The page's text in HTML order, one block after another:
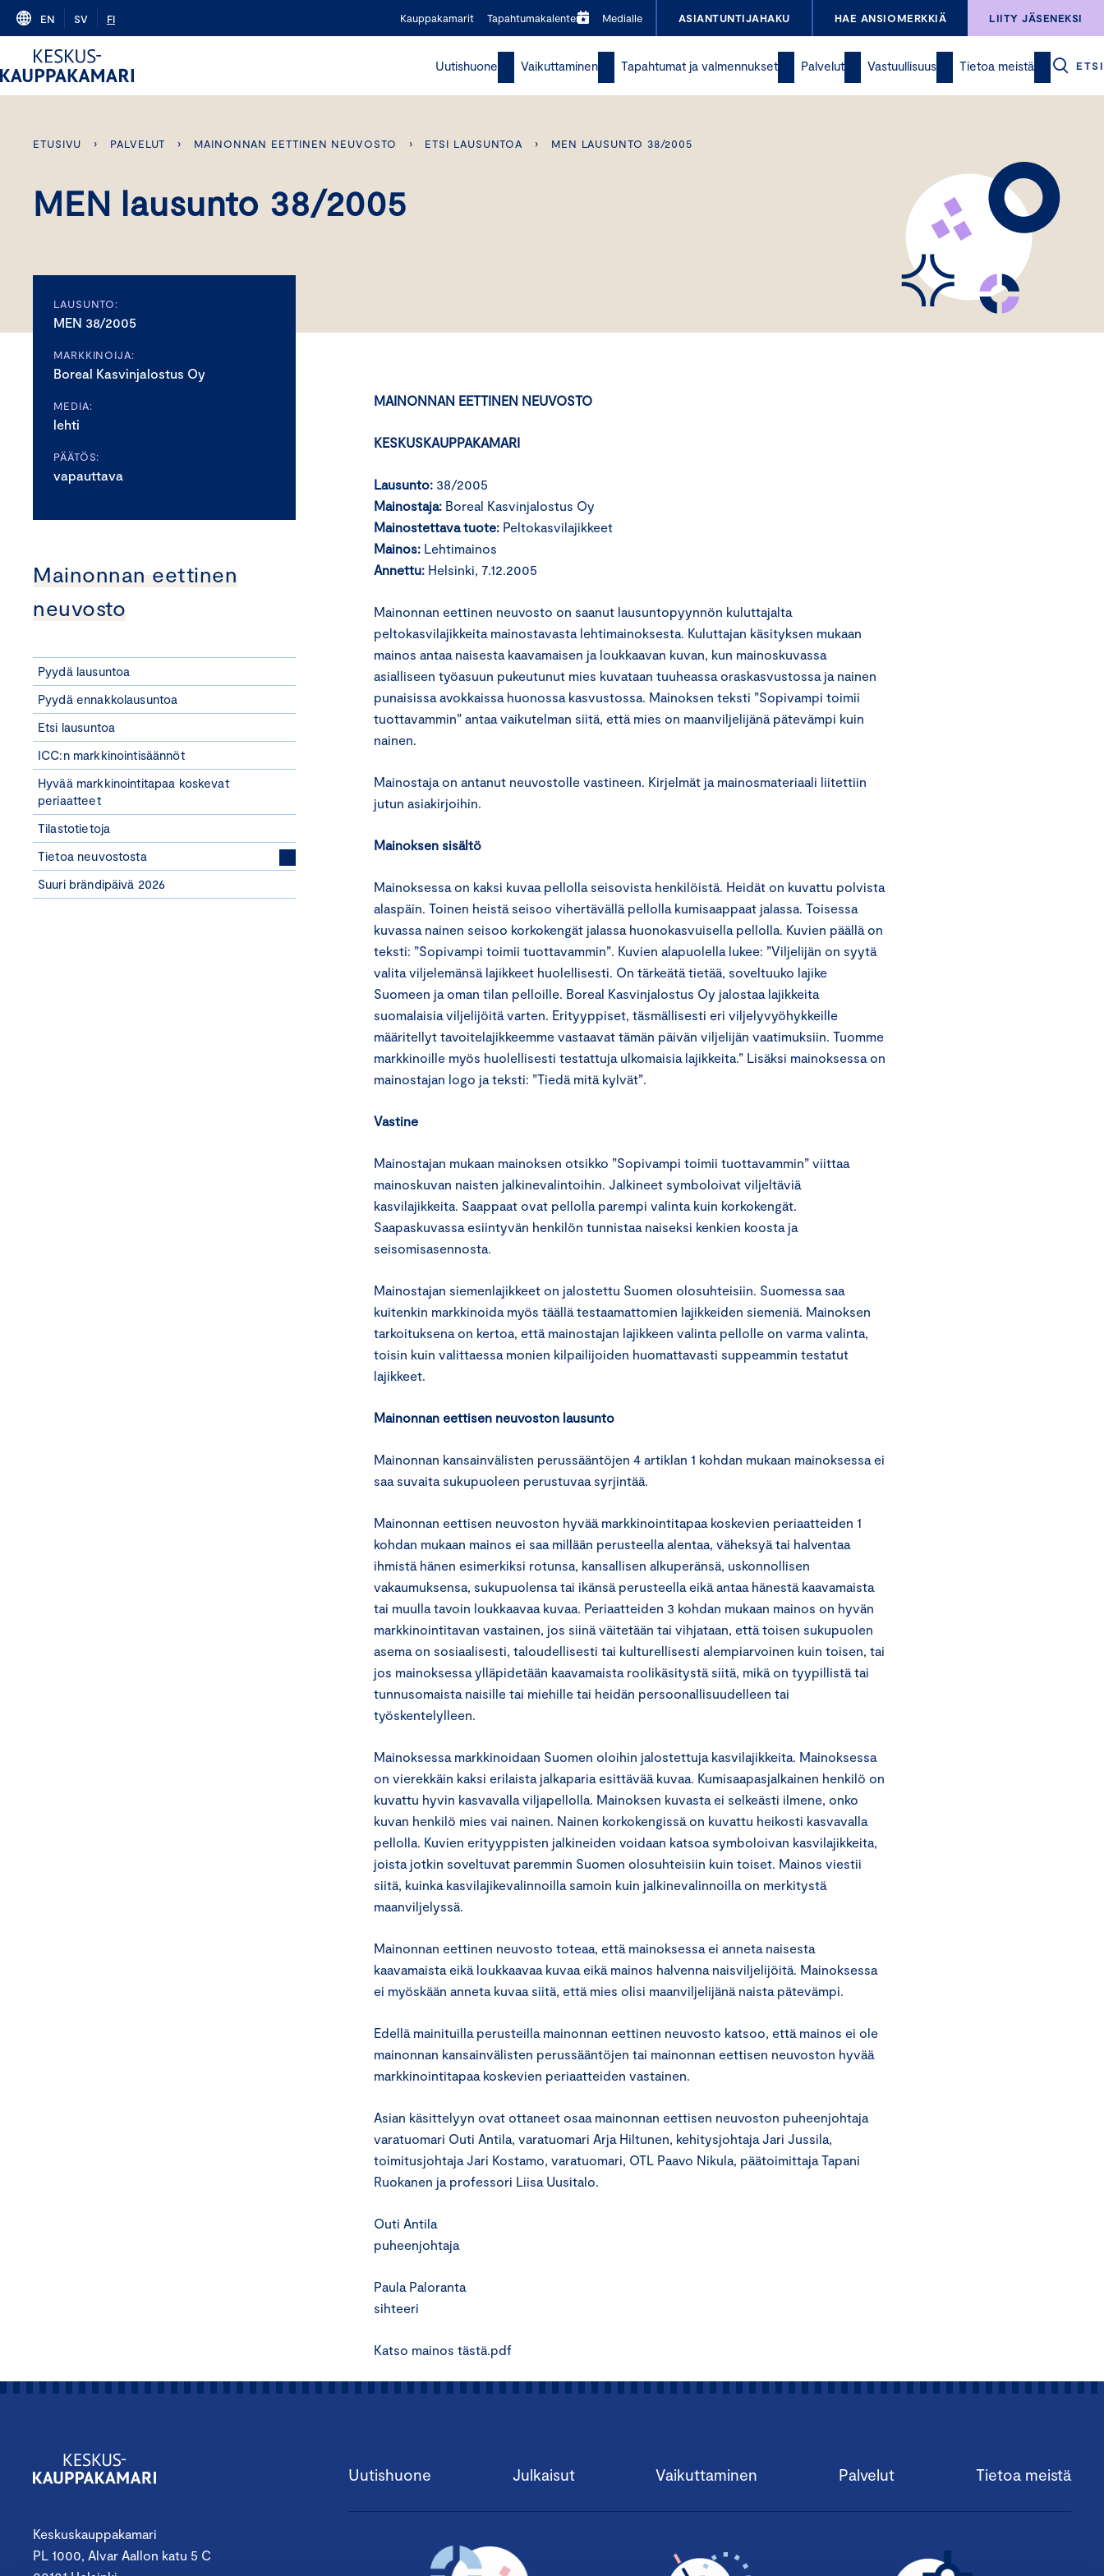
Skip
content
EN SV FI Kauppakamarit Tapahtumakalenteri Medialle ASIANTUNTIJAHAKU HAE ANSIOMERKKIÄ LIITY JÄSENEKSI
Uutishuone Vaikuttaminen Tapahtumat ja valmennukset Palvelut Vastuullisuus Tietoa meistä ETSI
ETUSIVU › PALVELUT › MAINONNAN EETTINEN NEUVOSTO › ETSI LAUSUNTOA › MEN LAUSUNTO 38/2005
MEN lausunto 38/2005
LAUSUNTO:
MEN 38/2005
MARKKINOIJA:
Boreal Kasvinjalostus Oy
MEDIA:
lehti
PÄÄTÖS:
vapauttava
Mainonnan eettinen
neuvosto
Pyydä lausuntoa
Pyydä ennakkolausuntoa
Etsi lausuntoa
ICC:n markkinointisäännöt
Hyvää markkinointitapaa koskevat
periaatteet
Tilastotietoja
Tietoa neuvostosta
Suuri brändipäivä 2026
MAINONNAN EETTINEN NEUVOSTO
KESKUSKAUPPAKAMARI
Lausunto: 38/2005
Mainostaja: Boreal Kasvinjalostus Oy
Mainostettava tuote: Peltokasvilajikkeet
Mainos: Lehtimainos
Annettu: Helsinki, 7.12.2005
Mainonnan eettinen neuvosto on saanut lausuntopyynnön kuluttajalta
peltokasvilajikkeita mainostavasta lehtimainoksesta. Kuluttajan käsityksen mukaan
mainos antaa naisesta kaavamaisen ja loukkaavan kuvan, kun mainoskuvassa
asialliseen työasuun pukeutunut mies kuvataan tuuheassa oraskasvustossa ja nainen
punaisissa avokkaissa huonossa kasvustossa. Mainoksen teksti ”Sopivampi toimii
tuottavammin” antaa vaikutelman siitä, että mies on maanviljelijänä pätevämpi kuin
nainen.
Mainostaja on antanut neuvostolle vastineen. Kirjelmät ja mainosmateriaali liitettiin
jutun asiakirjoihin.
Mainoksen sisältö
Mainoksessa on kaksi kuvaa pellolla seisovista henkilöistä. Heidät on kuvattu polvista
alaspäin. Toinen heistä seisoo vihertävällä pellolla kumisaappaat jalassa. Toisessa
kuvassa nainen seisoo korkokengät jalassa huonokasvuisella pellolla. Kuvien päällä on
teksti: ”Sopivampi toimii tuottavammin”. Kuvien alapuolella lukee: ”Viljelijän on syytä
valita viljelemänsä lajikkeet huolellisesti. On tärkeätä tietää, soveltuuko lajike
Suomeen ja oman tilan pelloille. Boreal Kasvinjalostus Oy jalostaa lajikkeita
suomalaisia viljelijöitä varten. Erityyppiset, täsmällisesti eri viljelyvyöhykkeille
määritellyt tavoitelajikkeemme vastaavat tämän päivän viljelijän vaatimuksiin. Tuomme
markkinoille myös huolellisesti testattuja ulkomaisia lajikkeita.” Lisäksi mainoksessa on
mainostajan logo ja teksti: ”Tiedä mitä kylvät”.
Vastine
Mainostajan mukaan mainoksen otsikko ”Sopivampi toimii tuottavammin” viittaa
mainoskuvan naisten jalkinevalintoihin. Jalkineet symboloivat viljeltäviä
kasvilajikkeita. Saappaat ovat pellolla parempi valinta kuin korkokengät.
Saapaskuvassa esiintyvän henkilön tunnistaa naiseksi kenkien koosta ja
seisomisasennosta.
Mainostajan siemenlajikkeet on jalostettu Suomen olosuhteisiin. Suomessa saa
kuitenkin markkinoida myös täällä testaamattomien lajikkeiden siemeniä. Mainoksen
tarkoituksena on kertoa, että mainostajan lajikkeen valinta pellolle on varma valinta,
toisin kuin valittaessa monien kilpailijoiden huomattavasti suppeammin testatut
lajikkeet.
Mainonnan eettisen neuvoston lausunto
Mainonnan kansainvälisten perussääntöjen 4 artiklan 1 kohdan mukaan mainoksessa ei
saa suvaita sukupuoleen perustuvaa syrjintää.
Mainonnan eettisen neuvoston hyvää markkinointitapaa koskevien periaatteiden 1
kohdan mukaan mainos ei saa millään perusteella alentaa, väheksyä tai halventaa
ihmistä hänen esimerkiksi rotunsa, kansallisen alkuperänsä, uskonnollisen
vakaumuksensa, sukupuolensa tai ikänsä perusteella eikä antaa hänestä kaavamaista
tai muulla tavoin loukkaavaa kuvaa. Periaatteiden 3 kohdan mukaan mainos on hyvän
markkinointitavan vastainen, jos siinä väitetään tai vihjataan, että toisen sukupuolen
asema on sosiaalisesti, taloudellisesti tai kulturellisesti alempiarvoinen kuin toisen, tai
jos mainoksessa ylläpidetään kaavamaista roolikäsitystä siitä, mikä on tyypillistä tai
tunnusomaista naisille tai miehille tai heidän persoonallisuudelleen tai
työskentelylleen.
Mainoksessa markkinoidaan Suomen oloihin jalostettuja kasvilajikkeita. Mainoksessa
on vierekkäin kaksi erilaista jalkaparia esittävää kuvaa. Kumisaapasjalkainen henkilö on
kuvattu hyvin kasvavalla viljapellolla. Mainoksen kuvasta ei selkeästi ilmene, onko
kuvan henkilö mies vai nainen. Nainen korkokengissä on kuvattu heikosti kasvavalla
pellolla. Kuvien erityyppisten jalkineiden voidaan katsoa symboloivan kasvilajikkeita,
joista jotkin soveltuvat paremmin Suomen olosuhteisiin kuin toiset. Mainos viestii
siitä, kuinka kasvilajikevalinnoilla samoin kuin jalkinevalinnoilla on merkitystä
maanviljelyssä.
Mainonnan eettinen neuvosto toteaa, että mainoksessa ei anneta naisesta
kaavamaista eikä loukkaavaa kuvaa eikä mainos halvenna naisviljelijöitä. Mainoksessa
ei myöskään anneta kuvaa siitä, että mies olisi maanviljelijänä naista pätevämpi.
Edellä mainituilla perusteilla mainonnan eettinen neuvosto katsoo, että mainos ei ole
mainonnan kansainvälisten perussääntöjen tai mainonnan eettisen neuvoston hyvää
markkinointitapaa koskevien periaatteiden vastainen.
Asian käsittelyyn ovat ottaneet osaa mainonnan eettisen neuvoston puheenjohtaja
varatuomari Outi Antila, varatuomari Arja Hiltunen, kehitysjohtaja Jari Jussila,
toimitusjohtaja Jari Kostamo, varatuomari, OTL Paavo Nikula, päätoimittaja Tapani
Ruokanen ja professori Liisa Uusitalo.
Outi Antila
puheenjohtaja
Paula Paloranta
sihteeri
Katso mainos tästä.pdf
Keskuskauppakamari
PL 1000, Alvar Aallon katu 5 C
Uutishuone Julkaisut Vaikuttaminen Palvelut Tietoa meistä